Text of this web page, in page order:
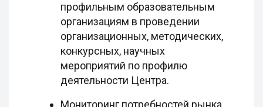
профильным образовательным
организациям в проведении
организационных, методических,
конкурсных, научных
мероприятий по профилю
деятельности Центра.
Мониторинг потребностей рынка